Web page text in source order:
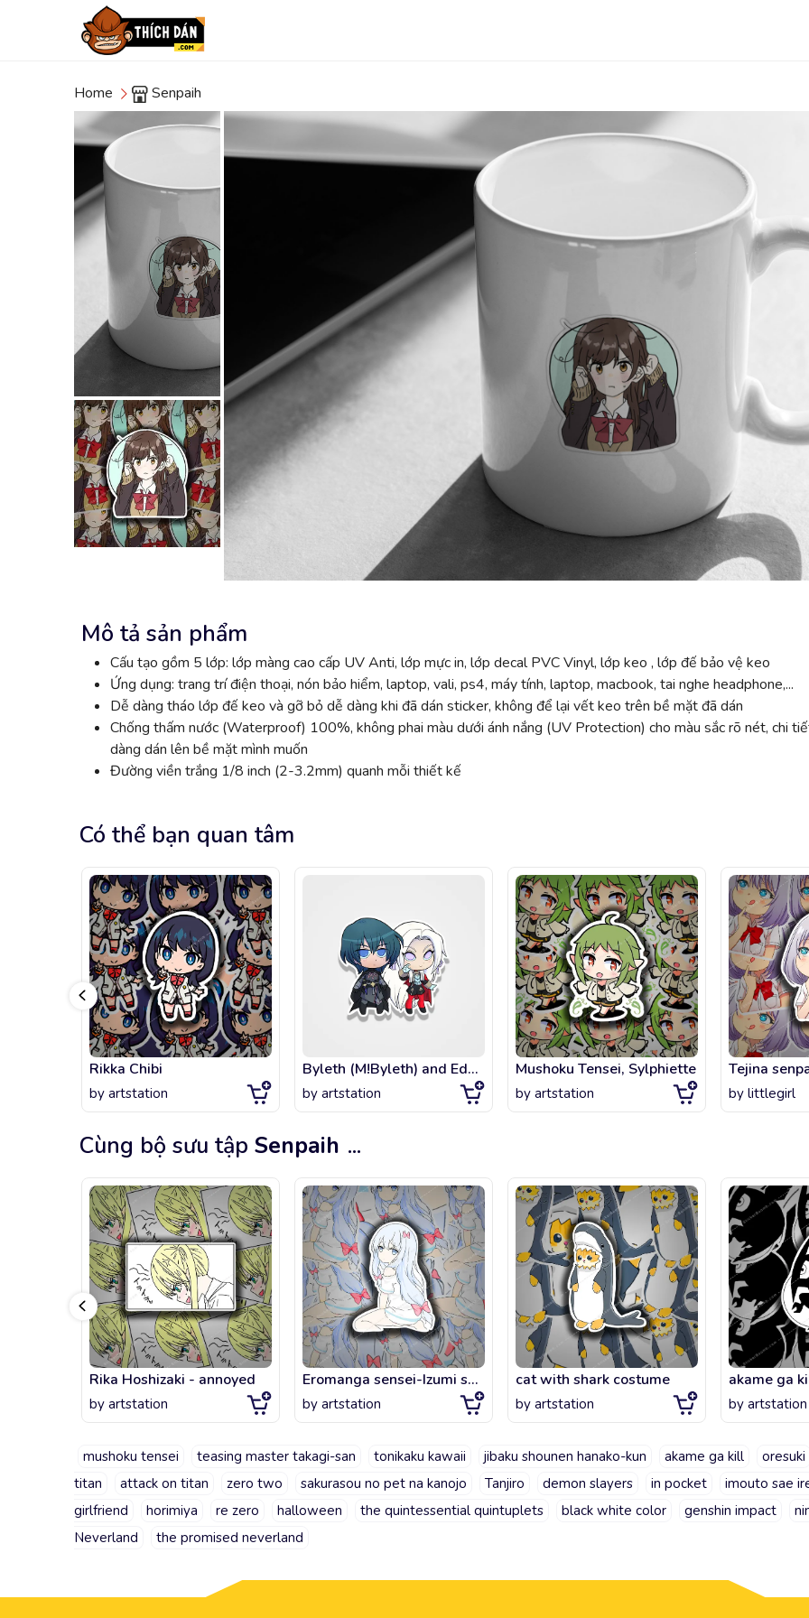
Home Senpaih
Mô tả sản phẩm
Cấu tạo gồm 5 lớp: lớp màng cao cấp UV Anti, lớp mực in, lớp decal PVC Vinyl, lớp keo , lớp đế bảo vệ keo
Ứng dụng: trang trí điện thoại, nón bảo hiểm, laptop, vali, ps4, máy tính, laptop, macbook, tai nghe headphone,...
Dễ dàng tháo lớp đế keo và gỡ bỏ dễ dàng khi đã dán sticker, không để lại vết keo trên bề mặt đã dán
Chống thấm nước (Waterproof) 100%, không phai màu dưới ánh nắng (UV Protection) cho màu sắc rõ nét, chi
dàng dán lên bề mặt mình muốn
Đường viền trắng 1/8 inch (2-3.2mm) quanh mỗi thiết kế
Có thể bạn quan tâm
Rikka Chibi
by artstation
Byleth (M!Byleth) and Edelgard - Fire Emblem Three Houses - Chibi Cuties
by artstation
Mushoku Tensei, Sylphiette
by artstation
Tejina
by littlegirl
Cùng bộ sưu tập Senpaih ...
Rika Hoshizaki - annoyed
by artstation
Eromanga sensei-Izumi sagiri
by artstation
cat with shark costume
by artstation
akame ga
by artstation
mushoku tensei teasing master takagi-san tonikaku kawaii jibaku shounen hanako-kun akame ga kill oresuki
titan
attack on titan zero two sakurasou no pet na kanojo Tanjiro demon slayers in pocket imouto sae
girlfriend
horimiya re zero halloween the quintessential quintuplets black white color genshin impact
Neverland
the promised neverland